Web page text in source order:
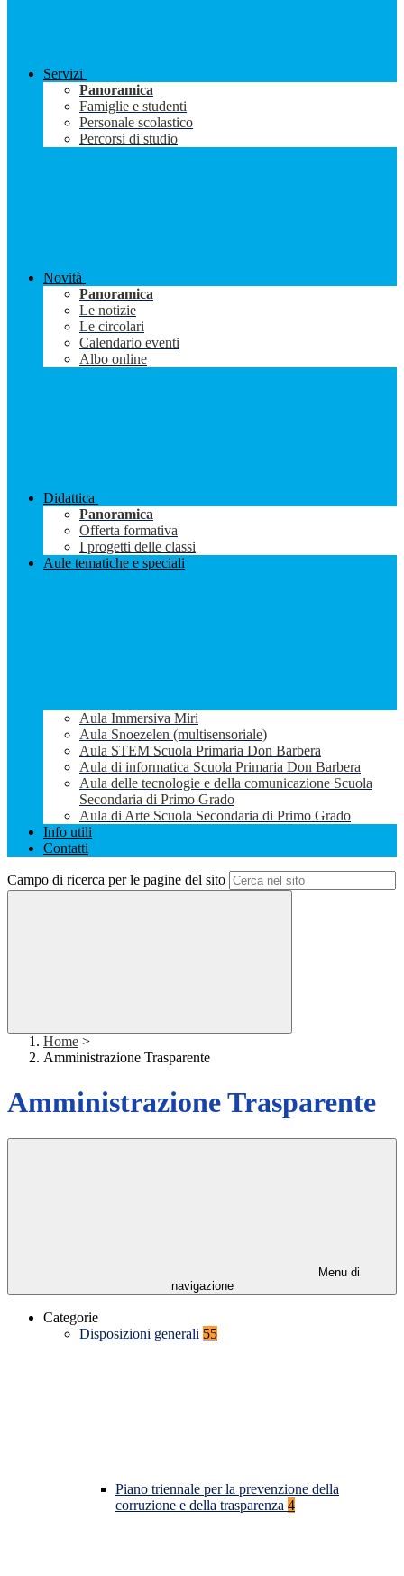
Servizi
Panoramica
Famiglie e studenti
Personale scolastico
Percorsi di studio
Novità
Panoramica
Le notizie
Le circolari
Calendario eventi
Albo online
Didattica
Panoramica
Offerta formativa
I progetti delle classi
Aule tematiche e speciali
Aula Immersiva Miri
Aula Snoezelen (multisensoriale)
Aula STEM Scuola Primaria Don Barbera
Aula di informatica Scuola Primaria Don Barbera
Aula delle tecnologie e della comunicazione Scuola
Secondaria di Primo Grado
Aula di Arte Scuola Secondaria di Primo Grado
Info utili
Contatti
Campo di ricerca per le pagine del sito
Home >
Amministrazione Trasparente
Amministrazione Trasparente
Menu di
navigazione
Categorie
Disposizioni generali 55
Piano triennale per la prevenzione della
corruzione e della trasparenza 4